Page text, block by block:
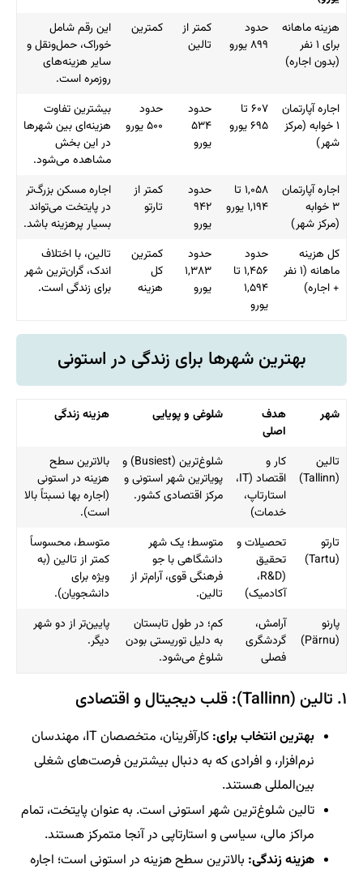
هزینه ماهانه
برای ۱ نفر
(بدون اجاره)
حدود
۸۹۹ یورو
کمتر از
تالین
کمترین
این رقم شامل
خوراک، حمل‌ونقل و
سایر هزینه‌های
روزمره است.
اجاره آپارتمان
۱ خوابه (مرکز
شهر)
۶۰۷ تا
۶۹۵ یورو
حدود
۵۳۴
یورو
حدود
۵۰۰ یورو
بیشترین تفاوت
هزینه‌ای بین شهرها
در این بخش
مشاهده می‌شود.
اجاره آپارتمان
۳ خوابه
(مرکز شهر)
۱,۰۵۸ تا
۱,۱۹۴ یورو
حدود
۹۴۲
یورو
کمتر از
تارتو
اجاره مسکن بزرگ‌تر
در پایتخت می‌تواند
بسیار پرهزینه باشد.
کل هزینه
ماهانه (۱ نفر
+ اجاره)
حدود
۱,۴۵۶ تا
۱,۵۹۴
یورو
حدود
۱,۳۸۳
یورو
کمترین
کل
هزینه
تالین، با اختلاف
اندک، گران‌ترین شهر
برای زندگی است.
بهترین شهرها برای زندگی در استونی
شهر
هدف
اصلی
شلوغی و پویایی هزینه زندگی
تالین
(Tallinn)
کار و
اقتصاد (IT،
استارتاپ،
خدمات)
شلوغ‌ترین (Busiest) و
پویاترین شهر استونی و
مرکز اقتصادی کشور.
بالاترین سطح
هزینه در استونی
(اجاره بها نسبتاً بالا
است).
تارتو
(Tartu)
تحصیلات و
تحقیق
(R&D،
آکادمیک)
متوسط؛ یک شهر
دانشگاهی با جو
فرهنگی قوی، آرام‌تر از
تالین.
متوسط، محسوساً
کمتر از تالین (به
ویژه برای
دانشجویان).
پارنو
(Pärnu)
آرامش،
گردشگری
فصلی
کم؛ در طول تابستان
به دلیل توریستی بودن
شلوغ می‌شود.
پایین‌تر از دو شهر
دیگر.
۱. تالین (Tallinn): قلب دیجیتال و اقتصادی
بهترین انتخاب برای:
کارآفرینان، متخصصان IT، مهندسان
نرم‌افزار، و افرادی که به دنبال بیشترین فرصت‌های شغلی
بین‌المللی هستند.
تالین شلوغ‌ترین شهر استونی است. به عنوان پایتخت، تمام
مراکز مالی، سیاسی و استارتاپی در آنجا متمرکز هستند.
هزینه زندگی: بالاترین سطح هزینه در استونی است؛ اجاره